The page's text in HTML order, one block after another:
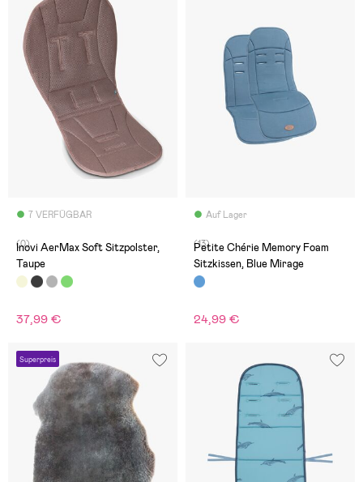
7 VERFÜGBAR
(0)
Inovi AerMax Soft Sitzpolster,
Taupe
37,99 €
Auf Lager
(13)
Petite Chérie Memory Foam
Sitzkissen, Blue Mirage
24,99 €
Superpreis